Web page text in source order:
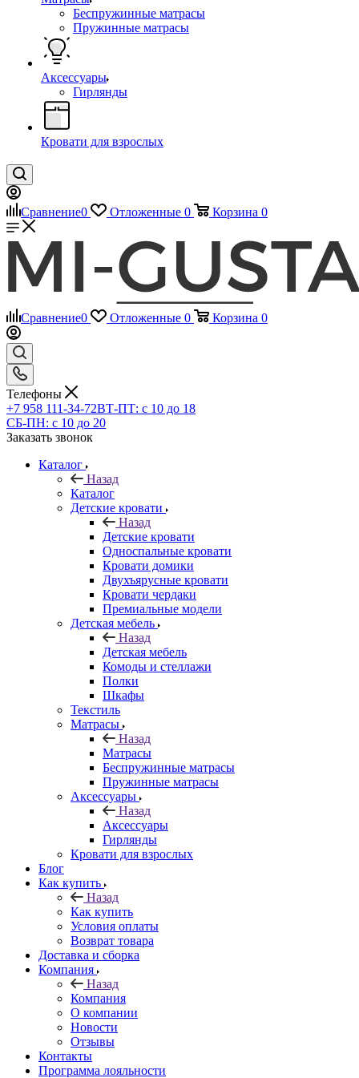
Беспружинные матрасы
Пружинные матрасы
Аксессуары
Гирлянды
Кровати для взрослых
Сравнение0 Отложенные 0 Корзина 0
Сравнение0 Отложенные 0 Корзина 0
Телефоны
+7 958 111-34-72ВТ-ПТ: с 10 до 18
СБ-ПН: с 10 до 20
Заказать звонок
Каталог
Назад
Каталог
Детские кровати
Назад
Детские кровати
Односпальные кровати
Кровати домики
Двухъярусные кровати
Кровати чердаки
Премиальные модели
Детская мебель
Назад
Детская мебель
Комоды и стеллажи
Полки
Шкафы
Текстиль
Матрасы
Назад
Матрасы
Беспружинные матрасы
Пружинные матрасы
Аксессуары
Назад
Аксессуары
Гирлянды
Кровати для взрослых
Блог
Как купить
Назад
Как купить
Условия оплаты
Возврат товара
Доставка и сборка
Компания
Назад
Компания
О компании
Новости
Отзывы
Контакты
Программа лояльности